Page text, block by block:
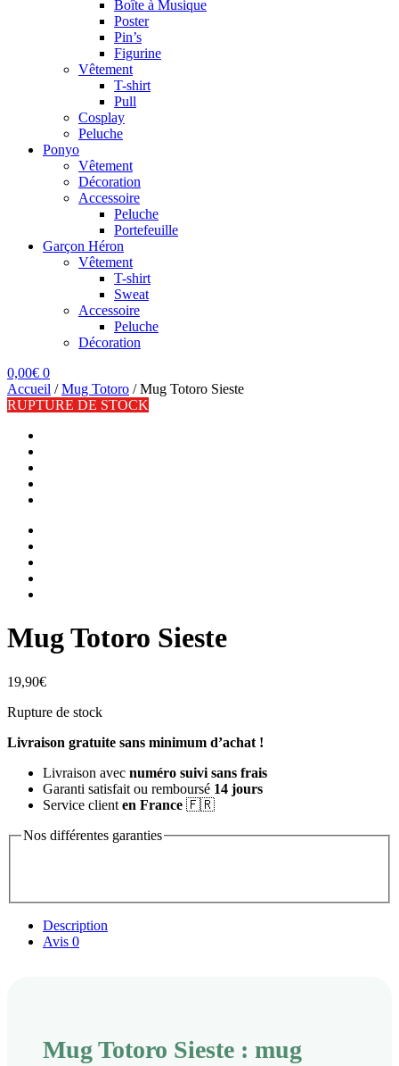
Boîte à Musique
Poster
Pin’s
Figurine
Vêtement
T-shirt
Pull
Cosplay
Peluche
Ponyo
Vêtement
Décoration
Accessoire
Peluche
Portefeuille
Garçon Héron
Vêtement
T-shirt
Sweat
Accessoire
Peluche
Décoration
0,00€ 0
Accueil /Mug Totoro /Mug Totoro Sieste
RUPTURE DE STOCK
Mug Totoro Sieste
19,90€
Rupture de stock
Livraison gratuite sans minimum d’achat !
Livraison avec numéro suivi sans frais
Garanti satisfait ou remboursé 14 jours
Service client en France 🇫🇷
Nos différentes garanties
Description
Avis 0
Mug Totoro Sieste : mug